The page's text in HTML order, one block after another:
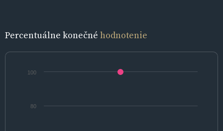
Percentuálne konečné hodnotenie
80
100